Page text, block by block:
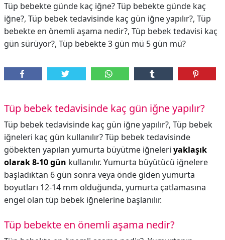
Tüp bebekte günde kaç iğne? Tüp bebekte günde kaç
iğne?, Tüp bebek tedavisinde kaç gün iğne yapılır?, Tüp
bebekte en önemli aşama nedir?, Tüp bebek tedavisi kaç
gün sürüyor?, Tüp bebekte 3 gün mü 5 gün mü?
Tüp bebek tedavisinde kaç gün iğne yapılır?
Tüp bebek tedavisinde kaç gün iğne yapılır?, Tüp bebek
iğneleri kaç gün kullanılır? Tüp bebek tedavisinde
göbekten yapılan yumurta büyütme iğneleri yaklaşık
olarak 8-10 gün kullanılır. Yumurta büyütücü iğnelere
başladıktan 6 gün sonra veya önde giden yumurta
boyutları 12-14 mm olduğunda, yumurta çatlamasına
engel olan tüp bebek iğnelerine başlanılır.
Tüp bebekte en önemli aşama nedir?